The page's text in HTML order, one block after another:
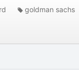
goldman sachs